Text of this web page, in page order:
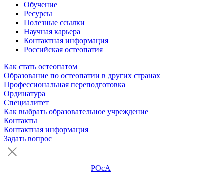
Обучение
Ресурсы
Полезные ссылки
Научная карьера
Контактная информация
Российская остеопатия
Как стать остеопатом
Образование по остеопатии в других странах
Профессиональная переподготовка
Ординатура
Специалитет
Как выбрать образовательное учреждение
Контакты
Контактная информация
Задать вопрос
РОсА